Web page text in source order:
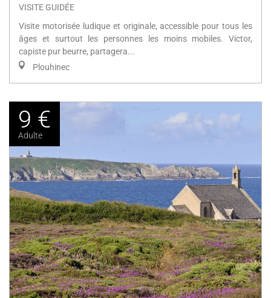
VISITE GUIDÉE
Visite motorisée ludique et originale, accessible pour tous les
âges et surtout les personnes les moins mobiles. Victor,
capiste pur beurre, partagera...
Plouhinec
9 €
Adulte